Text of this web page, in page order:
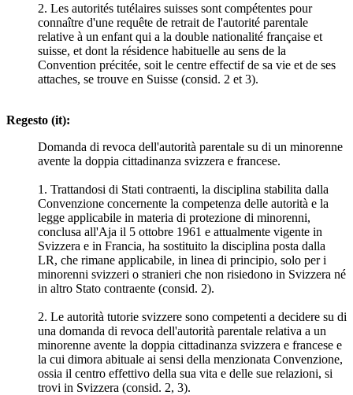
2. Les autorités tutélaires suisses sont compétentes pour
connaître d'une requête de retrait de l'autorité parentale
relative à un enfant qui a la double nationalité française et
suisse, et dont la résidence habituelle au sens de la
Convention précitée, soit le centre effectif de sa vie et de ses
attaches, se trouve en Suisse (consid. 2 et 3).
Regesto (it):
Domanda di revoca dell'autorità parentale su di un minorenne
avente la doppia cittadinanza svizzera e francese.
1. Trattandosi di Stati contraenti, la disciplina stabilita dalla
Convenzione concernente la competenza delle autorità e la
legge applicabile in materia di protezione di minorenni,
conclusa all'Aja il 5 ottobre 1961 e attualmente vigente in
Svizzera e in Francia, ha sostituito la disciplina posta dalla
LR, che rimane applicabile, in linea di principio, solo per i
minorenni svizzeri o stranieri che non risiedono in Svizzera né
in altro Stato contraente (consid. 2).
2. Le autorità tutorie svizzere sono competenti a decidere su di
una domanda di revoca dell'autorità parentale relativa a un
minorenne avente la doppia cittadinanza svizzera e francese e
la cui dimora abituale ai sensi della menzionata Convenzione,
ossia il centro effettivo della sua vita e delle sue relazioni, si
trovi in Svizzera (consid. 2, 3).